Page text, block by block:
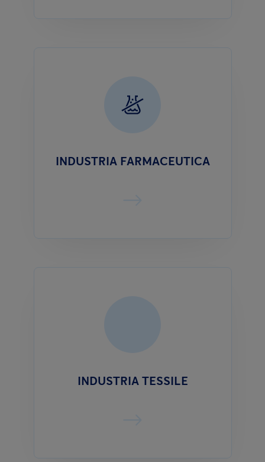
INDUSTRIA FARMACEUTICA
INDUSTRIA TESSILE